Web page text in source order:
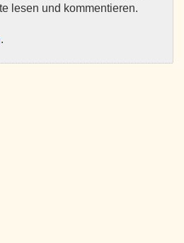
lesen und kommentieren.
.